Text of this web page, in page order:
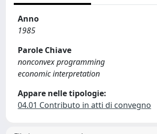
Anno
1985
Parole Chiave
nonconvex programming
economic interpretation
Appare nelle tipologie:
04.01 Contributo in atti di convegno